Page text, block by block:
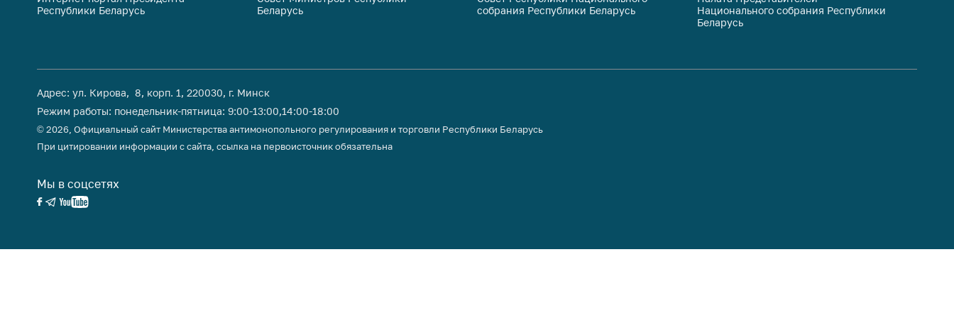
политики
Республики Беларусь
Беларусь
собрания Республики Беларусь
Национального собрания Республики
Беларусь
Адрес: ул. Кирова, 8, корп. 1, 220030, г. Минск
Режим работы: понедельник-пятница: 9:00-13:00,14:00-18:00
© 2026, Официальный сайт Министерства антимонопольного регулирования и торговли Республики Беларусь
При цитировании информации с сайта, ссылка на первоисточник обязательна
Мы в соцсетях